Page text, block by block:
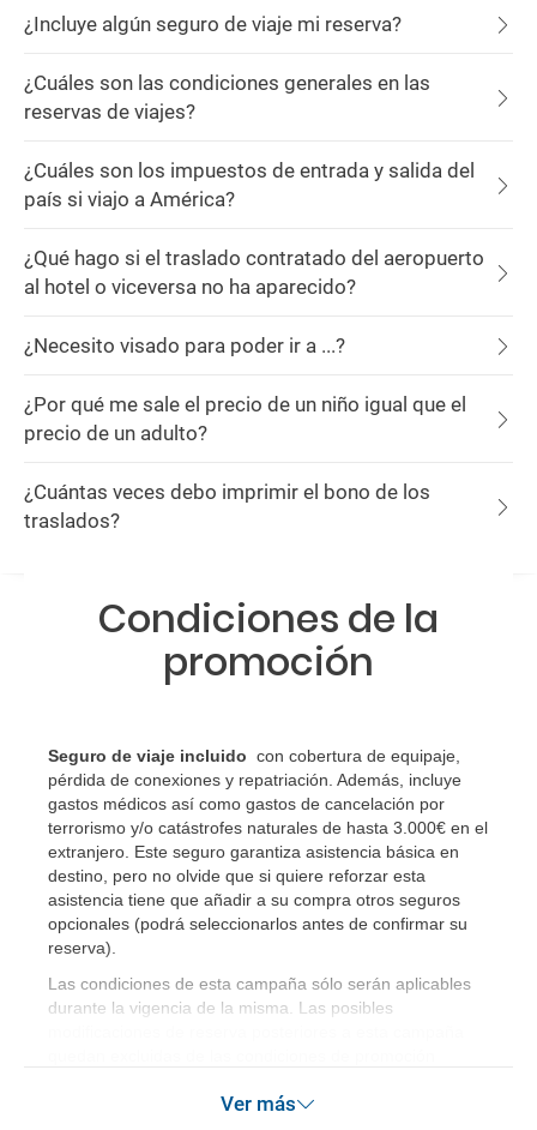
¿Incluye algún seguro de viaje mi reserva?
¿Cuáles son las condiciones generales en las
reservas de viajes?
¿Cuáles son los impuestos de entrada y salida del
país si viajo a América?
¿Qué hago si el traslado contratado del aeropuerto
al hotel o viceversa no ha aparecido?
¿Necesito visado para poder ir a ...?
¿Por qué me sale el precio de un niño igual que el
precio de un adulto?
¿Cuántas veces debo imprimir el bono de los
traslados?
Condiciones de la
promoción
Seguro de viaje incluido con cobertura de equipaje,
pérdida de conexiones y repatriación. Además, incluye
gastos médicos así como gastos de cancelación por
terrorismo y/o catástrofes naturales de hasta 3.000€ en el
extranjero. Este seguro garantiza asistencia básica en
destino, pero no olvide que si quiere reforzar esta
asistencia tiene que añadir a su compra otros seguros
opcionales (podrá seleccionarlos antes de confirmar su
reserva)
Las condiciones de esta campaña sólo serán aplicables
durante la vigencia de la misma. Las posibles
Ver más